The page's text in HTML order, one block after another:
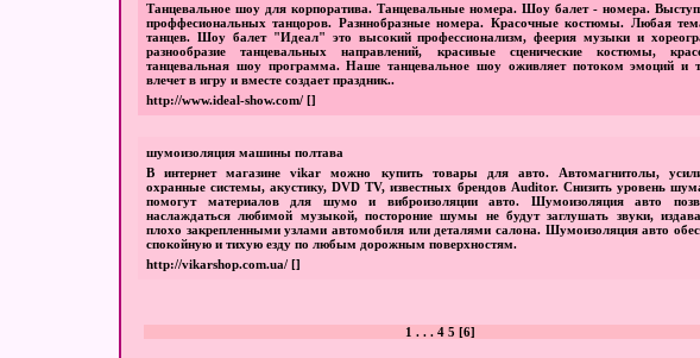
Танцевальное шоу для корпоратива. Танцевальные номера. Шоу балет - номера.
проффесиональных танцоров. Разннобразные номера. Красочные костюмы. Любая
танцев. Шоу балет "Идеал" это высокий профессионализм, феерия музыки и
разнообразие танцевальных направлений, красивые сценические костюмы,
танцевальная шоу программа. Наше танцевальное шоу оживляет потоком эмоций и
влечет в игру и вместе создает праздник..
http://www.ideal-show.com/ []
шумоизоляция машины полтава
В интернет магазине vikar можно купить товары для авто. Автомагнитолы,
охранные системы, акустику, DVD TV, известных брендов Auditor. Снизить уровень
помогут материалов для шумо и виброизоляции авто. Шумоизоляция авто
наслаждаться любимой музыкой, постороние шумы не будут заглушать звуки,
плохо закрепленными узлами автомобиля или деталями салона. Шумоизоляция авто
спокойную и тихую езду по любым дорожным поверхностям.
http://vikarshop.com.ua/ []
1 . . . 4 5 [6]